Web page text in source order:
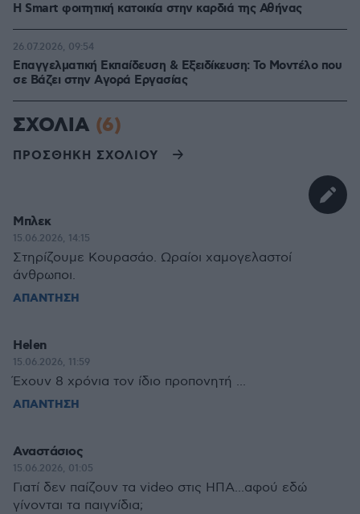
Η Smart φοιτητική κατοικία στην καρδιά της Αθήνας
Επαγγελματική Εκπαίδευση & Εξειδίκευση: Το Mοντέλο που
σε Bάζει στην Aγορά Eργασίας
26.07.2026, 09:54
ΣΧΟΛΙΑ (6)
ΠΡΟΣΘΗΚΗ ΣΧΟΛΙΟΥ
Μπλεκ
15.06.2026, 14:15
Στηρίζουμε Κουρασάο. Ωραίοι χαμογελαστοί
άνθρωποι.
ΑΠΑΝΤΗΣΗ
Helen
15.06.2026, 11:59
Έχουν 8 χρόνια τον ίδιο προπονητή ...
ΑΠΑΝΤΗΣΗ
Αναστάσιος
15.06.2026, 01:05
Γιατί δεν παίζουν τα video στις ΗΠΑ...αφού εδώ
γίνονται τα παιγνίδια;